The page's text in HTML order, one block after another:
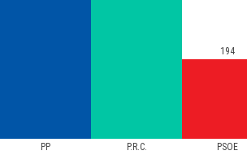
PP P.R.C. PSOE
194